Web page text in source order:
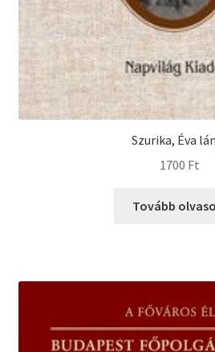
Szurika, Éva
1700 Ft
Tovább